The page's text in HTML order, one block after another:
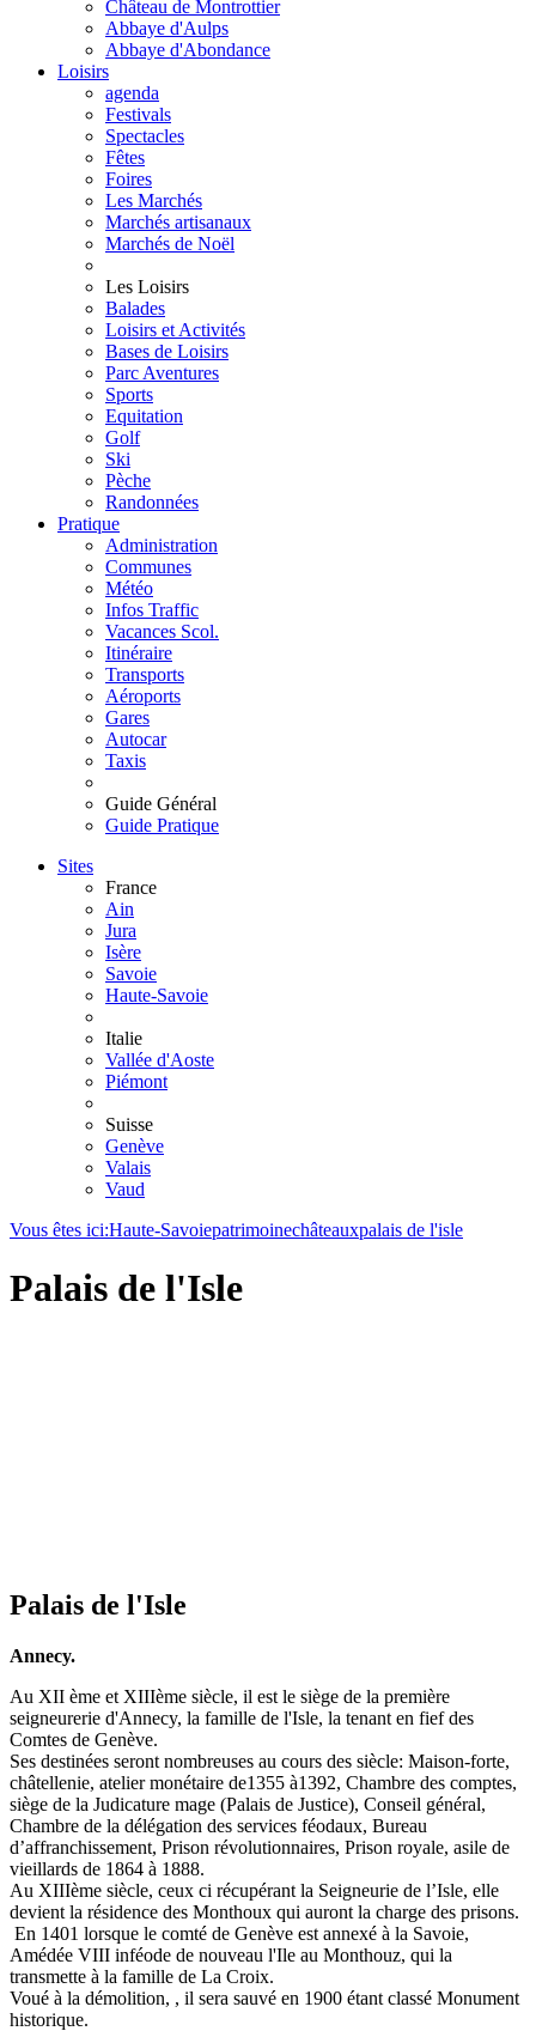
Château de Montrottier
Abbaye d'Aulps
Abbaye d'Abondance
Loisirs
agenda
Festivals
Spectacles
Fêtes
Foires
Les Marchés
Marchés artisanaux
Marchés de Noël
Les Loisirs
Balades
Loisirs et Activités
Bases de Loisirs
Parc Aventures
Sports
Equitation
Golf
Ski
Pèche
Randonnées
Pratique
Administration
Communes
Météo
Infos Traffic
Vacances Scol.
Itinéraire
Transports
Aéroports
Gares
Autocar
Taxis
Guide Général
Guide Pratique
Sites
France
Ain
Jura
Isère
Savoie
Haute-Savoie
Italie
Vallée d'Aoste
Piémont
Suisse
Genève
Valais
Vaud
Vous êtes ici:Haute-Savoiepatrimoinechâteauxpalais de l'isle
Palais de l'Isle
Palais de l'Isle
Annecy.
Au XII ème et XIIIème siècle, il est le siège de la première
seigneurerie d'Annecy, la famille de l'Isle, la tenant en fief des
Comtes de Genève.
Ses destinées seront nombreuses au cours des siècle: Maison-forte,
châtellenie, atelier monétaire de1355 à1392, Chambre des comptes,
siège de la Judicature mage (Palais de Justice), Conseil général,
Chambre de la délégation des services féodaux, Bureau
d’affranchissement, Prison révolutionnaires, Prison royale, asile de
vieillards de 1864 à 1888.
Au XIIIème siècle, ceux ci récupérant la Seigneurie de l’Isle, elle
devient la résidence des Monthoux qui auront la charge des prisons.
En 1401 lorsque le comté de Genève est annexé à la Savoie,
Amédée VIII inféode de nouveau l'Ile au Monthouz, qui la
transmette à la famille de La Croix.
Voué à la démolition, , il sera sauvé en 1900 étant classé Monument
historique.